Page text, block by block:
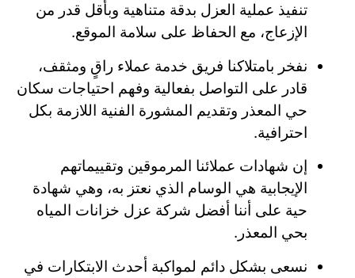
تنفيذ عملية العزل بدقة متناهية وبأقل قدر من
الإزعاج، مع الحفاظ على سلامة الموقع.
نفخر بامتلاكنا فريق خدمة عملاء راقٍ ومثقف،
قادر على التواصل بفعالية وفهم احتياجات سكان
حي المعذر وتقديم المشورة الفنية اللازمة بكل
احترافية.
إن شهادات عملائنا المرموقين وتقييماتهم
الإيجابية هي الوسام الذي نعتز به، وهي شهادة
حية على أننا أفضل شركة عزل خزانات المياه
بحي المعذر.
نسعى بشكل دائم لمواكبة أحدث الابتكارات في